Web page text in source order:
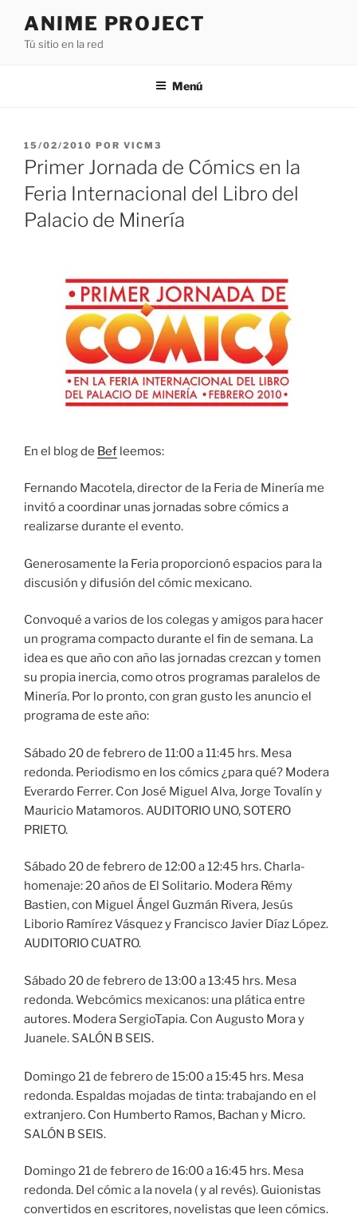
contenido
ANIME PROJECT
Tú sitio en la red
Menú
PUBLICADO
EL
15/02/2010 POR VICM3
Primer Jornada de Cómics en la
Feria Internacional del Libro del
Palacio de Minería
En el blog de Bef leemos:
Fernando Macotela, director de la Feria de Minería me
invitó a coordinar unas jornadas sobre cómics a
realizarse durante el evento.
Generosamente la Feria proporcionó espacios para la
discusión y difusión del cómic mexicano.
Convoqué a varios de los colegas y amigos para hacer
un programa compacto durante el fin de semana. La
idea es que año con año las jornadas crezcan y tomen
su propia inercia, como otros programas paralelos de
Minería. Por lo pronto, con gran gusto les anuncio el
programa de este año:
Sábado 20 de febrero de 11:00 a 11:45 hrs. Mesa
redonda. Periodismo en los cómics ¿para qué? Modera
Everardo Ferrer. Con José Miguel Alva, Jorge Tovalín y
Mauricio Matamoros. AUDITORIO UNO, SOTERO
PRIETO.
Sábado 20 de febrero de 12:00 a 12:45 hrs. Charla-
homenaje: 20 años de El Solitario. Modera Rémy
Bastien, con Miguel Ángel Guzmán Rivera, Jesús
Liborio Ramírez Vásquez y Francisco Javier Díaz López.
AUDITORIO CUATRO.
Sábado 20 de febrero de 13:00 a 13:45 hrs. Mesa
redonda. Webcómics mexicanos: una plática entre
autores. Modera SergioTapia. Con Augusto Mora y
Juanele. SALÓN B SEIS.
Domingo 21 de febrero de 15:00 a 15:45 hrs. Mesa
redonda. Espaldas mojadas de tinta: trabajando en el
extranjero. Con Humberto Ramos, Bachan y Micro.
SALÓN B SEIS.
Domingo 21 de febrero de 16:00 a 16:45 hrs. Mesa
redonda. Del cómic a la novela ( y al revés). Guionistas
convertidos en escritores, novelistas que leen cómics.